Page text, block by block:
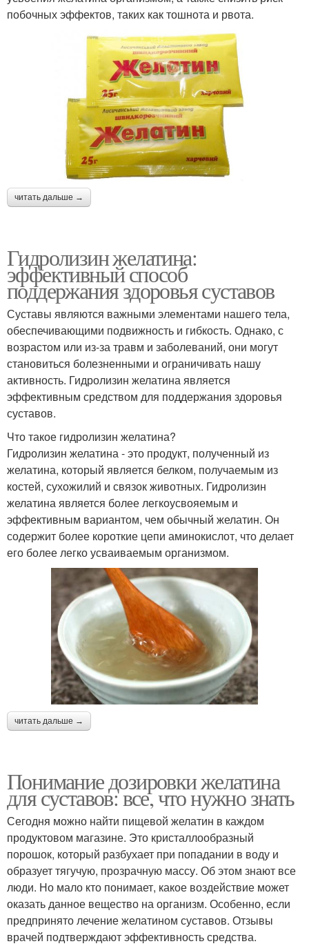
побочных эффектов, таких как тошнота и рвота.
читать дальше →
Гидролизин желатина:
эффективный способ
поддержания здоровья суставов
Суставы являются важными элементами нашего тела,
обеспечивающими подвижность и гибкость. Однако, с
возрастом или из-за травм и заболеваний, они могут
становиться болезненными и ограничивать нашу
активность. Гидролизин желатина является
эффективным средством для поддержания здоровья
суставов.
Что такое гидролизин желатина?
Гидролизин желатина - это продукт, полученный из
желатина, который является белком, получаемым из
костей, сухожилий и связок животных. Гидролизин
желатина является более легкоусвояемым и
эффективным вариантом, чем обычный желатин. Он
содержит более короткие цепи аминокислот, что делает
его более легко усваиваемым организмом.
читать дальше →
Понимание дозировки желатина
для суставов: все, что нужно знать
Сегодня можно найти пищевой желатин в каждом
продуктовом магазине. Это кристаллообразный
порошок, который разбухает при попадании в воду и
образует тягучую, прозрачную массу. Об этом знают все
люди. Но мало кто понимает, какое воздействие может
оказать данное вещество на организм. Особенно, если
предпринято лечение желатином суставов. Отзывы
врачей подтверждают эффективность средства.